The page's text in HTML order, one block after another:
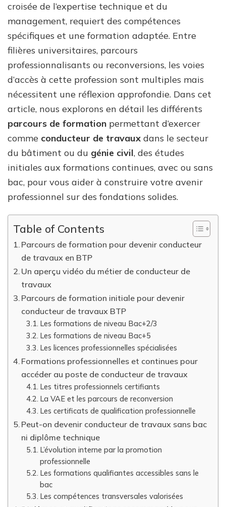
croisée de l’expertise technique et du
management, requiert des compétences
spécifiques et une formation adaptée. Entre
filières universitaires, parcours
professionnalisants ou reconversions, les voies
d’accès à cette profession sont multiples mais
nécessitent une réflexion approfondie. Dans cet
article, nous explorons en détail les différents
parcours de formation permettant d’exercer
comme conducteur de travaux dans le secteur
du bâtiment ou du génie civil, des études
initiales aux formations continues, avec ou sans
bac, pour vous aider à construire votre avenir
professionnel sur des fondations solides.
Table of Contents
Parcours de formation pour devenir conducteur
de travaux en BTP
Un aperçu vidéo du métier de conducteur de
travaux
Parcours de formation initiale pour devenir
conducteur de travaux BTP
Les formations de niveau Bac+2/3
Les formations de niveau Bac+5
Les licences professionnelles spécialisées
Formations professionnelles et continues pour
accéder au poste de conducteur de travaux
Les titres professionnels certifiants
La VAE et les parcours de reconversion
Les certificats de qualification professionnelle
Peut-on devenir conducteur de travaux sans bac
ni diplôme technique
L’évolution interne par la promotion
professionnelle
Les formations qualifiantes accessibles sans le
bac
Les compétences transversales valorisées